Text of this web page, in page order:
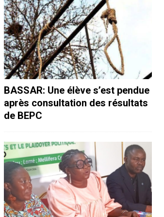
BASSAR: Une élève s’est pendue
après consultation des résultats
de BEPC